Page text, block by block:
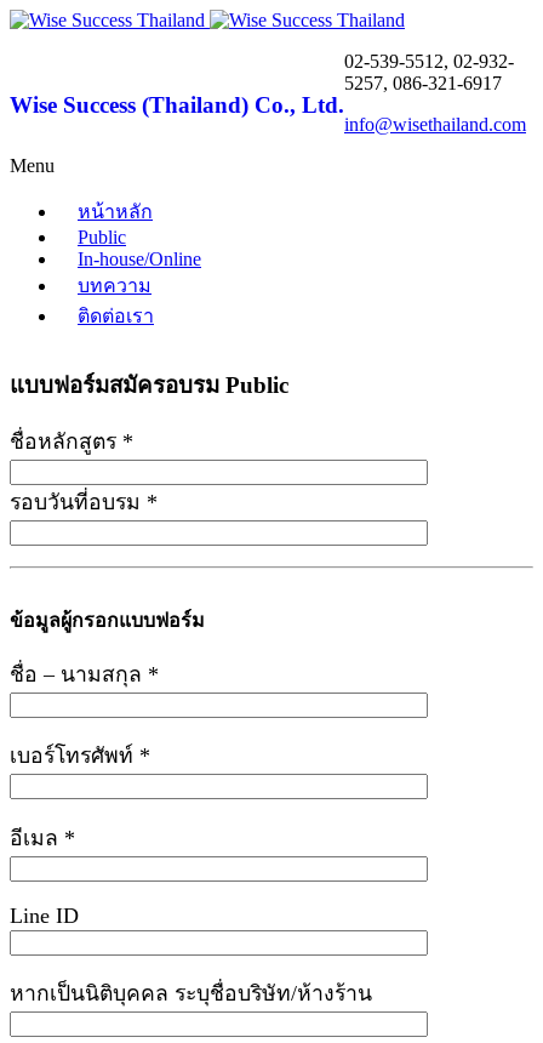
Wise Success (Thailand) Co., Ltd.
02-539-5512, 02-932-
5257, 086-321-6917
info@wisethailand.com
Menu
หน้าหลัก
Public
In-house/Online
บทความ
ติดต่อเรา
แบบฟอร์มสมัครอบรม Public
ชื่อหลักสูตร *
รอบวันที่อบรม *
ข้อมูลผู้กรอกแบบฟอร์ม
ชื่อ – นามสกุล *
เบอร์โทรศัพท์ *
อีเมล *
Line ID
หากเป็นนิติบุคคล ระบุชื่อบริษัท/ห้างร้าน